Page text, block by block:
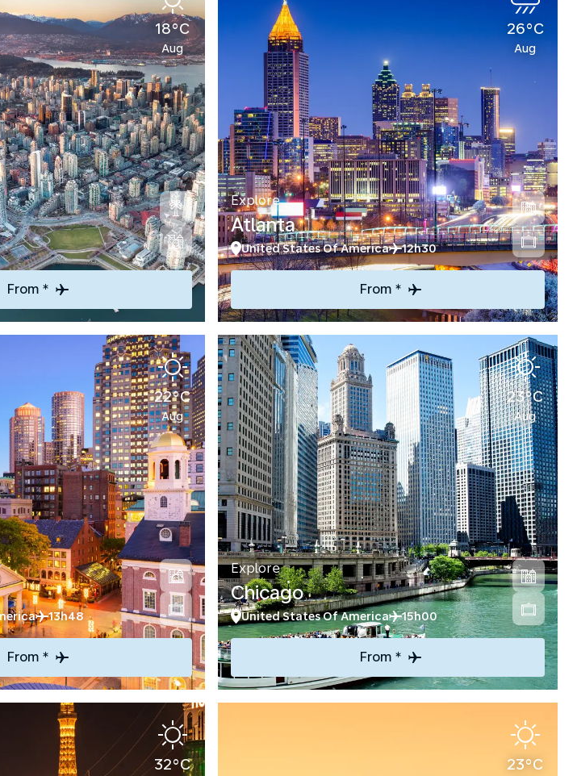
18°C
Aug
From *
26°C
Aug
Explore
Atlanta
United States Of America 12h30
From *
22°C
Aug
13h48
From *
23°C
Aug
Explore
Chicago
United States Of America 15h00
From *
32°C 23°C